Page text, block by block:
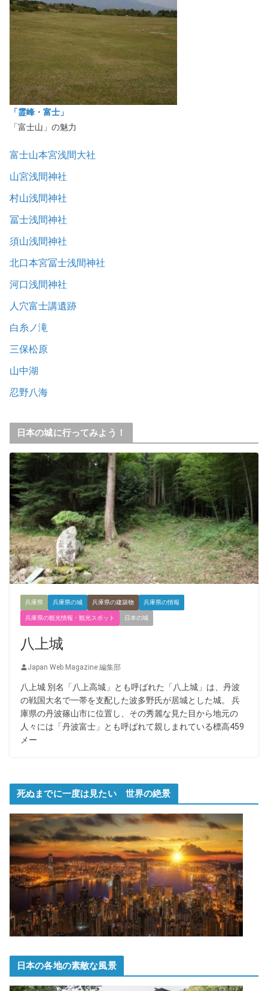
「霊峰・富士」
「富士山」の魅力
富士山本宮浅間大社
山宮浅間神社
村山浅間神社
冨士浅間神社
須山浅間神社
北口本宮冨士浅間神社
河口浅間神社
人穴富士講遺跡
白糸ノ滝
三保松原
山中湖
忍野八海
日本の城に行ってみよう！
兵庫県 兵庫県の城 兵庫県の建築物 兵庫県の情報
兵庫県の観光情報・観光スポット 日本の城
八上城
Japan Web Magazine 編集部
八上城 別名「八上高城」とも呼ばれた「八上城」は、丹波
の戦国大名で一帯を支配した波多野氏が居城とした城。 兵
庫県の丹波篠山市に位置し、その秀麗な見た目から地元の
人々には「丹波富士」とも呼ばれて親しまれている標高459
メー
死ぬまでに一度は見たい 世界の絶景
日本の各地の素敵な風景